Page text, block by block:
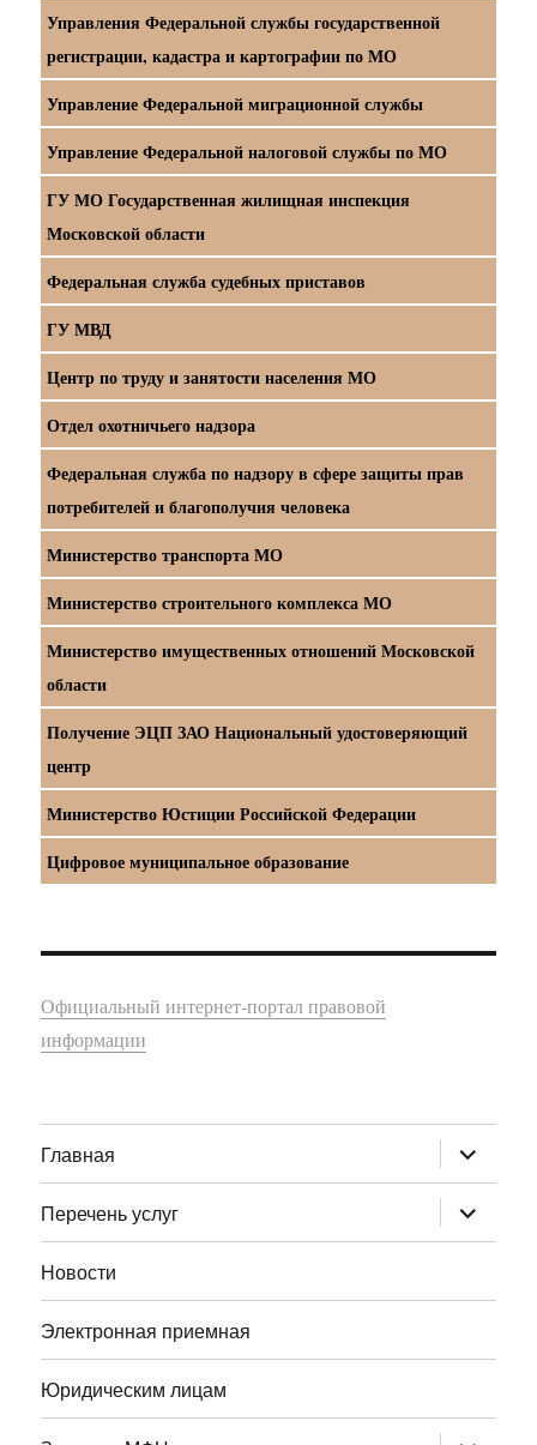
Управления Федеральной службы государственной
регистрации, кадастра и картографии по МО
Управление Федеральной миграционной службы
Управление Федеральной налоговой службы по МО
ГУ МО Государственная жилищная инспекция
Московской области
Федеральная служба судебных приставов
ГУ МВД
Центр по труду и занятости населения МО
Отдел охотничьего надзора
Федеральная служба по надзору в сфере защиты прав
потребителей и благополучия человека
Министерство транспорта МО
Министерство строительного комплекса МО
Министерство имущественных отношений Московской
области
Получение ЭЦП ЗАО Национальный удостоверяющий
центр
Министерство Юстиции Российской Федерации
Цифровое муниципальное образование
Официальный интернет-портал правовой
информации
Главная раскрыть
дочернее
меню
Перечень услуг
раскрыть
дочернее
меню
Новости
Электронная приемная
Юридическим лицам